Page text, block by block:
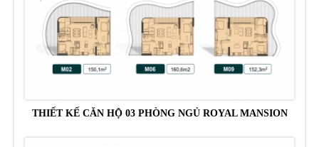
THIẾT KẾ CĂN HỘ 03 PHÒNG NGỦ ROYAL MANSION